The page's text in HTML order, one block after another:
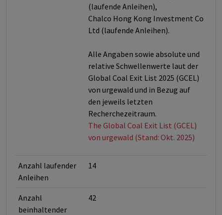
(laufende Anleihen),
Chalco Hong Kong Investment Co
Ltd (laufende Anleihen).
Alle Angaben sowie absolute und
relative Schwellenwerte laut der
Global Coal Exit List 2025 (GCEL)
von urgewald und in Bezug auf
den jeweils letzten
Recherchezeitraum.
The Global Coal Exit List (GCEL)
von urgewald (Stand: Okt. 2025)
Anzahl laufender
Anleihen
14
Anzahl
beinhaltender
42